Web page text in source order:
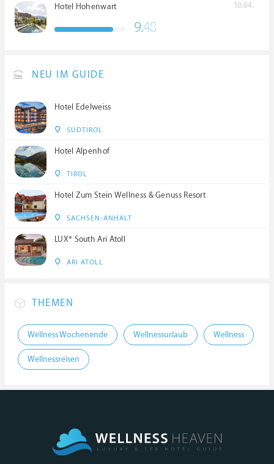
Hotel Hohenwart 10.04.
9.48
NEU IM GUIDE
Hotel Edelweiss
SÜDTIROL
Hotel Alpenhof
TIROL
Hotel Zum Stein Wellness & Genuss Resort
SACHSEN-ANHALT
LUX* South Ari Atoll
ARI ATOLL
THEMEN
Wellness Wochenende Wellnessurlaub Wellness
Wellnessreisen